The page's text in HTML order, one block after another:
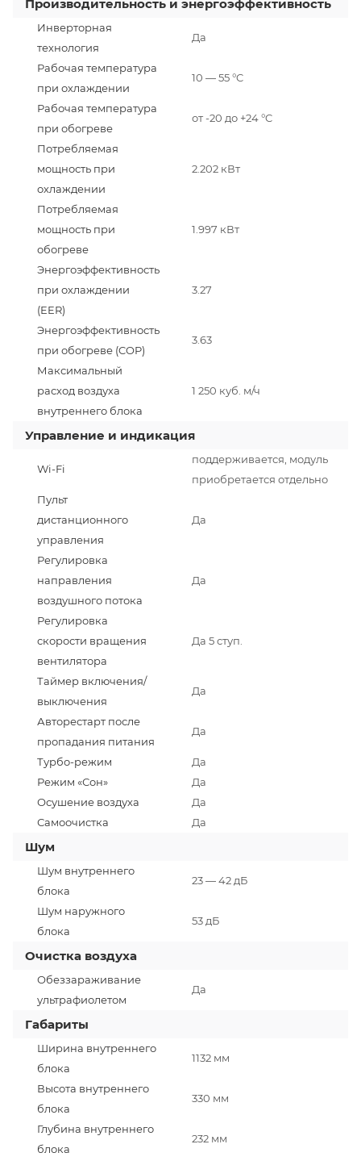
Производительность и энергоэффективность
Инверторная
технология
Да
Рабочая температура
при охлаждении
10 — 55 °C
Рабочая температура
при обогреве
от -20 до +24 °C
Потребляемая
мощность при
охлаждении
2.202 кВт
Потребляемая
мощность при
обогреве
1.997 кВт
Энергоэффективность
при охлаждении
(EER)
3.27
Энергоэффективность
при обогреве (COP)
3.63
Максимальный
расход воздуха
внутреннего блока
1 250 куб. м/ч
Управление и индикация
Wi-Fi
поддерживается, модуль
приобретается отдельно
Пульт
дистанционного
управления
Да
Регулировка
направления
воздушного потока
Да
Регулировка
скорости вращения
вентилятора
Да 5 ступ.
Таймер включения/
выключения
Да
Авторестарт после
пропадания питания
Да
Турбо-режим
Да
Режим «Сон»
Да
Осушение воздуха
Да
Самоочистка
Да
Шум
Шум внутреннего
блока
23 — 42 дБ
Шум наружного
блока
53 дБ
Очистка воздуха
Обеззараживание
ультрафиолетом
Да
Габариты
Ширина внутреннего
блока
1132 мм
Высота внутреннего
блока
330 мм
Глубина внутреннего
блока
232 мм